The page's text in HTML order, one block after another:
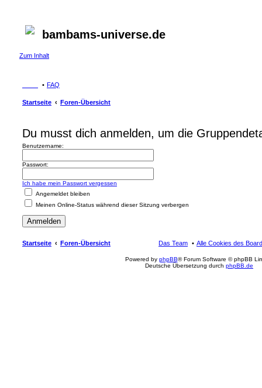
bambams-universe.de
Zum Inhalt
FAQ
Startseite Foren-Übersicht
Du musst dich anmelden, um die
Benutzername:
Passwort:
Ich habe mein Passwort vergessen
Angemeldet bleiben
Meinen Online-Status während dieser Sitzung verbergen
Startseite Foren-Übersicht Alle Cookies des
Das Team
Powered by phpBB® Forum Software © phpBB
Deutsche Übersetzung durch phpBB.de